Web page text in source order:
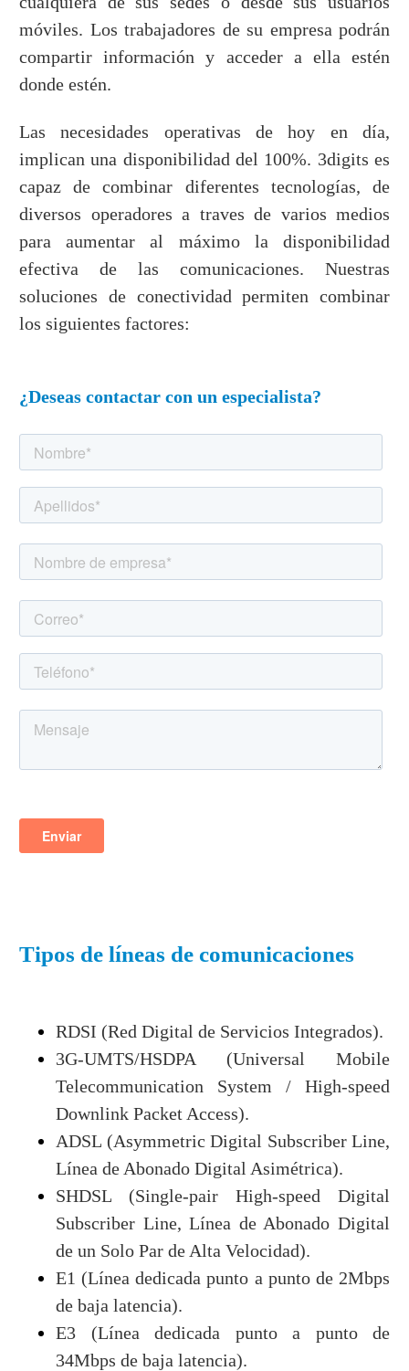
móviles. Los trabajadores de su empresa podrán
compartir información y acceder a ella estén
donde estén.
Las necesidades operativas de hoy en día,
implican una disponibilidad del 100%. 3digits es
capaz de combinar diferentes tecnologías, de
diversos operadores a traves de varios medios
para aumentar al máximo la disponibilidad
efectiva de las comunicaciones. Nuestras
soluciones de conectividad permiten combinar
los siguientes factores:
¿Deseas contactar con un especialista?
Tipos de líneas de comunicaciones
RDSI (Red Digital de Servicios Integrados).
3G-UMTS/HSDPA (Universal Mobile
Telecommunication System / High-speed
Downlink Packet Access).
ADSL (Asymmetric Digital Subscriber Line,
Línea de Abonado Digital Asimétrica).
SHDSL (Single-pair High-speed Digital
Subscriber Line, Línea de Abonado Digital
de un Solo Par de Alta Velocidad).
E1 (Línea dedicada punto a punto de 2Mbps
de baja latencia).
E3 (Línea dedicada punto a punto de
34Mbps de baja latencia).